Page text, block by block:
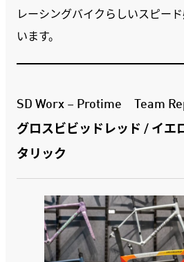
レーシングバイクらしいスピー
います。
SD Worx – Protime Team
グロスビビッドレッド / イエ
タリック